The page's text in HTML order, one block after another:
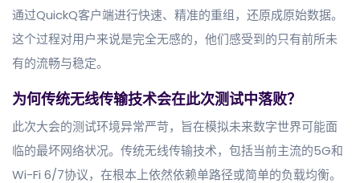
通过QuickQ客户端进行快速、精准的重组，还原成原始数据。
这个过程对用户来说是完全无感的，他们感受到的只有前所未
有的流畅与稳定。
为何传统无线传输技术会在此次测试中落败？
此次大会的测试环境异常严苛，旨在模拟未来数字世界可能面
临的最坏网络状况。传统无线传输技术，包括当前主流的5G和
Wi-Fi 6/7协议，在根本上依然依赖单路径或简单的负载均衡。